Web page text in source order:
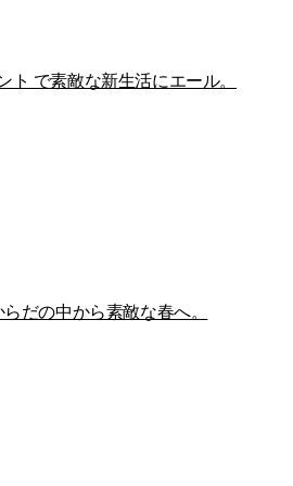
で素敵な新生活にエール。
だの中から素敵な春へ。